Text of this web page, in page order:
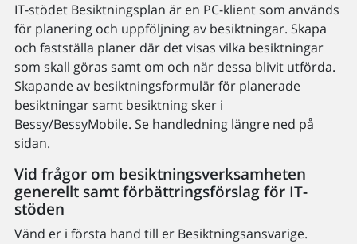
IT-stödet Besiktningsplan är en PC-klient som används
för planering och uppföljning av besiktningar. Skapa
och fastställa planer där det visas vilka besiktningar
som skall göras samt om och när dessa blivit utförda.
Skapande av besiktningsformulär för planerade
besiktningar samt besiktning sker i
Bessy/BessyMobile. Se handledning längre ned på
sidan.
Vid frågor om besiktningsverksamheten
generellt samt förbättringsförslag för IT-
stöden
Vänd er i första hand till er Besiktningsansvarige.